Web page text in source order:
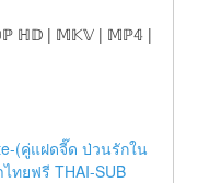
ℍ𝔻 | 𝕄𝕂𝕍 | 𝕄ℙ𝟜 |
(คู่แฝดจี๊ด ป่วนรักใน
ทยฟรี THAI-SUB